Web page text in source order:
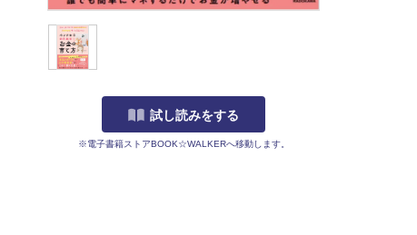
試し読みをする
※電子書籍ストアBOOK☆WALKERへ移動します。